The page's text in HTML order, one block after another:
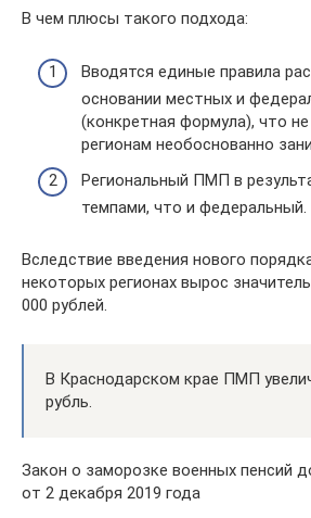
В чем плюсы такого подхода:
Вводятся единые правила
основании местных и
(конкретная формула), что
регионам необоснованно
Региональный ПМП в
темпами, что и федеральный.
Вследствие введения нового
некоторых регионах вырос
000 рублей.
В Краснодарском крае ПМП
рубль.
Закон о заморозке военных пенсий
от 2 декабря 2019 года